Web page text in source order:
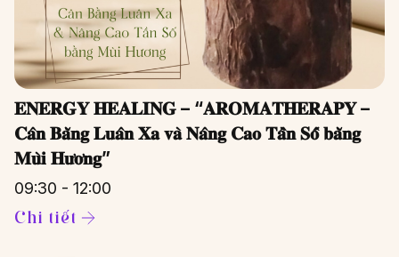
𝐄𝐍𝐄𝐑𝐆𝐘 𝐇𝐄𝐀𝐋𝐈𝐍𝐆 – “𝐀𝐑𝐎𝐌𝐀𝐓𝐇𝐄𝐑𝐀𝐏𝐘 –
𝐂𝐚̂𝐧 𝐁𝐚̆̀𝐧𝐠 𝐋𝐮𝐚̂𝐧 𝐗𝐚 𝐯𝐚̀ 𝐍𝐚̂𝐧𝐠 𝐂𝐚𝐨 𝐓𝐚̂̀𝐧 𝐒𝐨̂́ 𝐛𝐚̆̀𝐧𝐠
𝐌𝐮̀𝐢 𝐇𝐮̛𝐨̛𝐧𝐠”
09:30 - 12:00
Chi tiết